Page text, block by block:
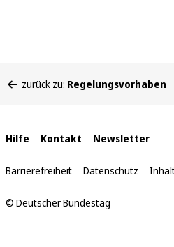
befinden
zurück zu: Regelungsvorhaben
Interne
Links
Hilfe Kontakt Newsletter
Barrierefreiheit Datenschutz
© Deutscher Bundestag